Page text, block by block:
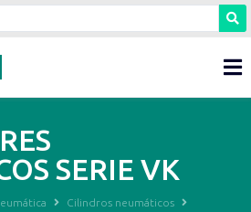
SERIE VK
Cilindros neumáticos